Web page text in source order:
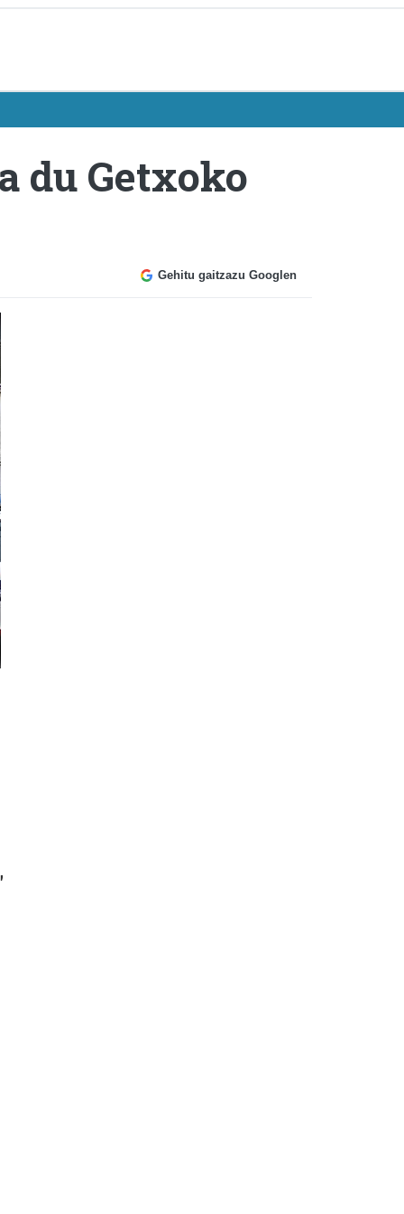
du Getxoko
Gehitu gaitzazu Googlen